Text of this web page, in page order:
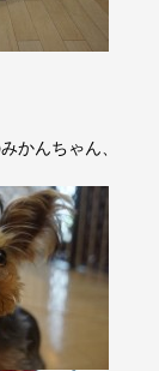
かんちゃん、